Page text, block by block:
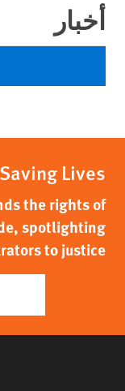
أخبار
Lives
the rights of
spotlighting
to justice.